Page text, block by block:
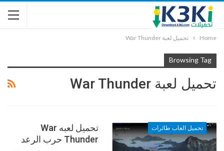
Home تحميل لعبة War Thunder
Browsing Tag
تحميل لعبة War Thunder
تحميل العاب طائرات
تحميل لعبه War
Thunder حرب الرعد